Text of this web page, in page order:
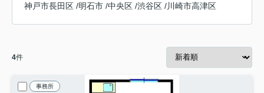
神戸市長田区 /明石市 /中央区 /渋谷区 /川崎市高津区
4件
事務所